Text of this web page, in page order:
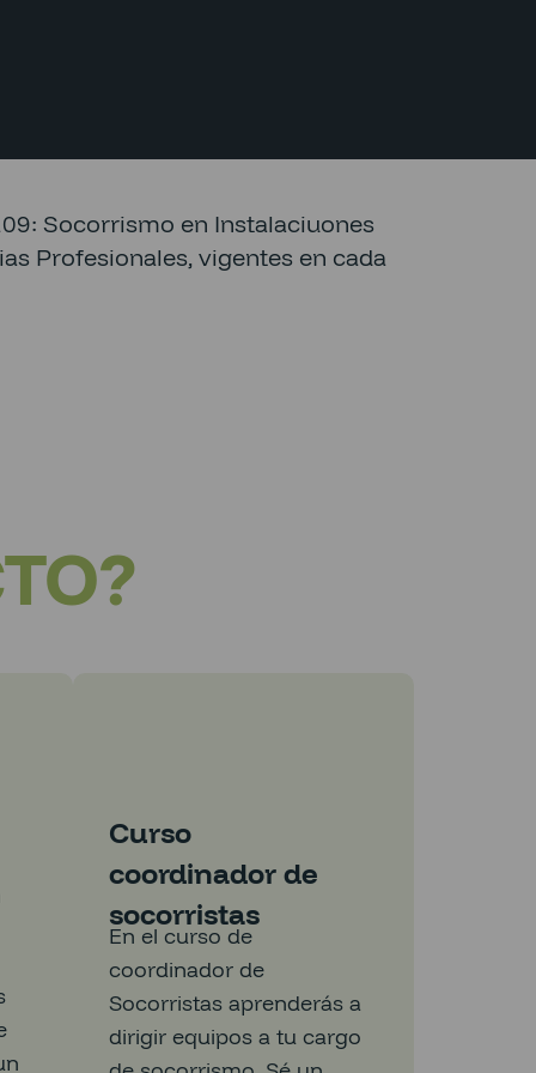
Socorrismo en Instalaciuones
Profesionales, vigentes en cada
Curso
coordinador de
socorristas
En el curso de
coordinador de
Socorristas aprenderás a
dirigir equipos a tu cargo